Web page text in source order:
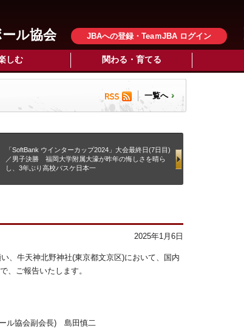
ル協会 JBAへの登録・TeaｍJBA ログイン
しむ 関わる・育てる
一覧へ
「SoftBank ウインターカップ2024」大会最終日(7日目)
／男子決勝 福岡大学附属大濠が昨年の悔しさを晴ら
し、3年ぶり高校バスケ日本一
2025年1月6日
、牛天神北野神社(東京都文京区)において、国内
、ご報告いたします。
ル協会副会長) 島田慎二